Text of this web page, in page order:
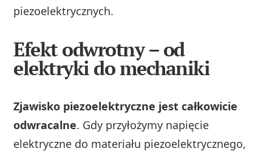
piezoelektrycznych.
Efekt odwrotny – od
elektryki do mechaniki
Zjawisko piezoelektryczne jest całkowicie
odwracalne. Gdy przyłożymy napięcie
elektryczne do materiału piezoelektrycznego,